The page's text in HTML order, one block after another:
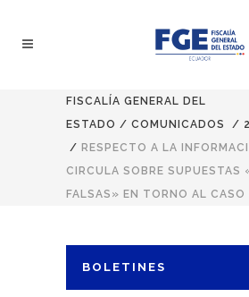
FISCALÍA GENERAL DEL
ESTADO / COMUNICADOS /
/ RESPECTO A LA
CIRCULA SOBRE SUPUESTAS
FALSAS» EN TORNO AL CASO
BOLETINES